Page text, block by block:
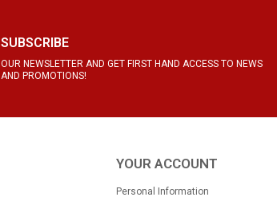
SUBSCRIBE
OUR NEWSLETTER AND GET FIRST HAND ACCESS TO NEWS
AND PROMOTIONS!
YOUR ACCOUNT
Personal Information